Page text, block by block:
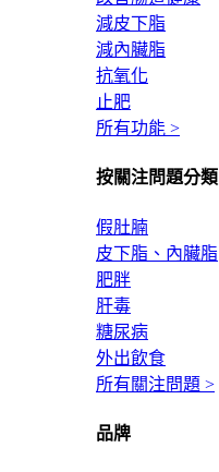
減皮下脂
減內臟脂
抗氧化
止肥
所有功能 >
按關注問題分類
假肚腩
皮下脂、內臟脂
肥胖
肝毒
糖尿病
外出飲食
所有關注問題 >
品牌